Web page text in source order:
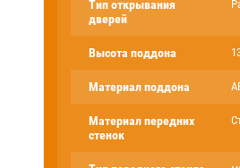
Тип открывания
дверей
Высота поддона
Материал поддона
Материал передних
стенок